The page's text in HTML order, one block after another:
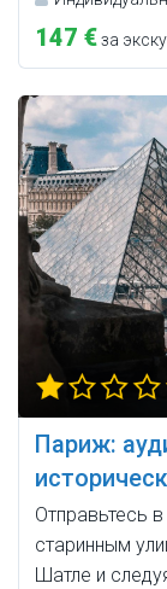
147 €за
Париж:
Отправьтесь
старинным
Шатле и